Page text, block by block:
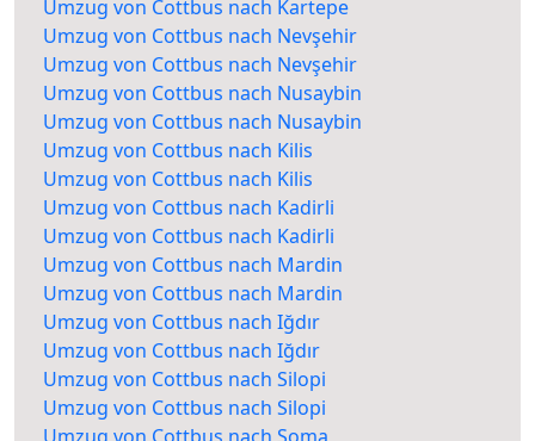
Umzug von Cottbus nach Kartepe
Umzug von Cottbus nach Nevşehir
Umzug von Cottbus nach Nevşehir
Umzug von Cottbus nach Nusaybin
Umzug von Cottbus nach Nusaybin
Umzug von Cottbus nach Kilis
Umzug von Cottbus nach Kilis
Umzug von Cottbus nach Kadirli
Umzug von Cottbus nach Kadirli
Umzug von Cottbus nach Mardin
Umzug von Cottbus nach Mardin
Umzug von Cottbus nach Iğdır
Umzug von Cottbus nach Iğdır
Umzug von Cottbus nach Silopi
Umzug von Cottbus nach Silopi